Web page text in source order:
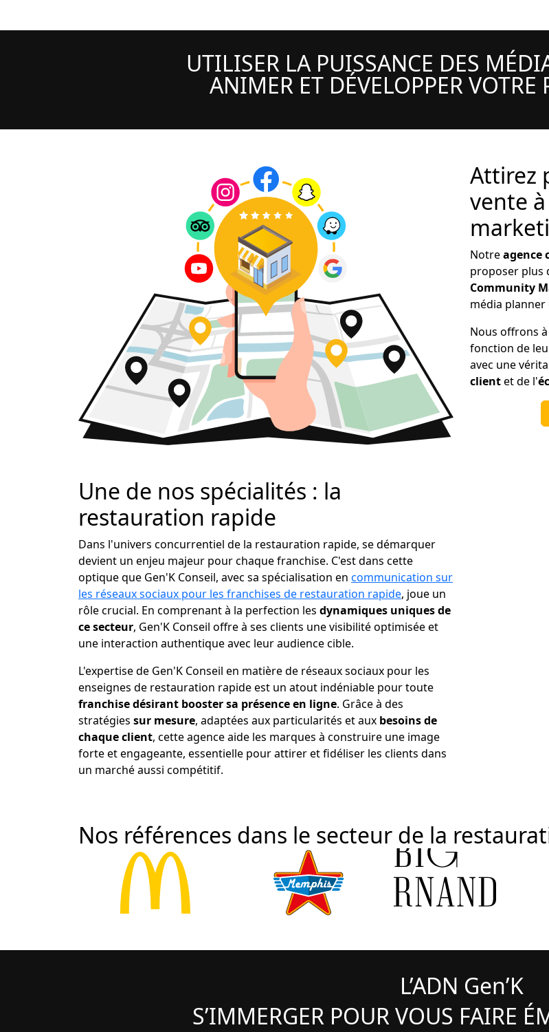
UTILISER LA PUISSANCE DES
ANIMER ET DÉVELOPPER VOTRE
Attirez
vente
Notreagence
proposer plus
Community
média planner
Nous offrons
fonction de
avec une
clientet de l'
Une de nos spécialités : la
restauration rapide
Dans l'univers concurrentiel de la restauration rapide, se démarquer
devient un enjeu majeur pour chaque franchise. C'est dans cette
optique que Gen'K Conseil, avec sa spécialisation en communication sur
les réseaux sociaux pour les franchises de restauration rapide, joue un
rôle crucial. En comprenant à la perfection les dynamiques uniques de
ce secteur, Gen'K Conseil offre à ses clients une visibilité optimisée et
une interaction authentique avec leur audience cible.
L'expertise de Gen'K Conseil en matière de réseaux sociaux pour les
enseignes de restauration rapide est un atout indéniable pour toute
franchise désirant booster sa présence en ligne. Grâce à des
stratégies sur mesure, adaptées aux particularités et aux besoins de
chaque client, cette agence aide les marques à construire une image
forte et engageante, essentielle pour attirer et fidéliser les clients dans
un marché aussi compétitif.
Nos références dans le secteur de la
L’ADN Gen’K
S’IMMERGER POUR VOUS FAIRE